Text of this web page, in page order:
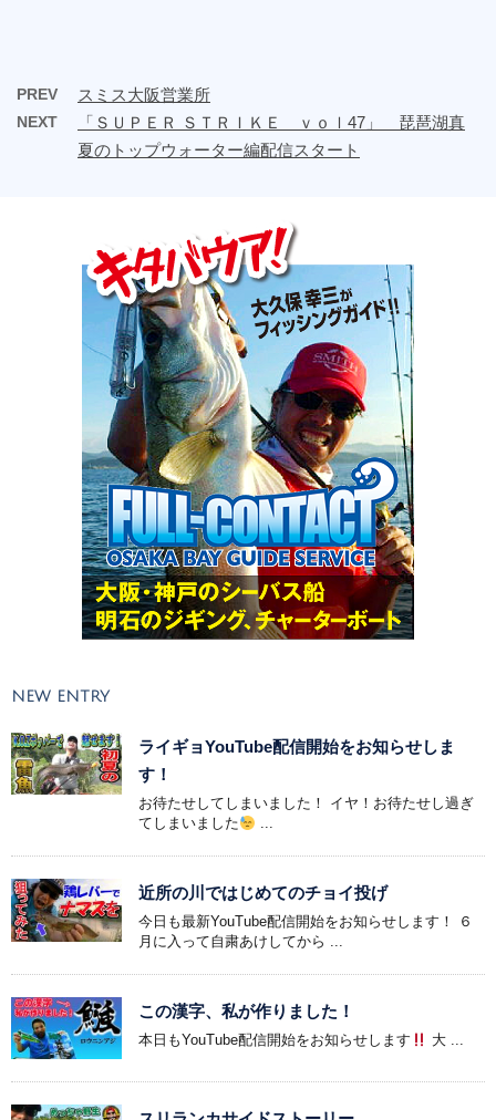
PREV スミス大阪営業所
NEXT
「ＳＵＰＥＲ ＳＴＲＩＫＥ ｖｏｌ47」 琵琶湖真
夏のトップウォーター編配信スタート
NEW ENTRY
ライギョYouTube配信開始をお知らせしま
す！
お待たせしてしまいました！ イヤ！お待たせし過ぎ
てしまいました
...
近所の川ではじめてのチョイ投げ
今日も最新YouTube配信開始をお知らせします！ ６
月に入って自粛あけしてから ...
この漢字、私が作りました！
本日もYouTube配信開始をお知らせします 大 ...